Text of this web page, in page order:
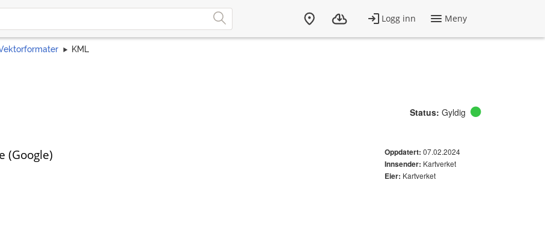
KML
Status: Gyldig
(Google) Oppdatert: 07.02.2024
Innsender: Kartverket
Eier: Kartverket